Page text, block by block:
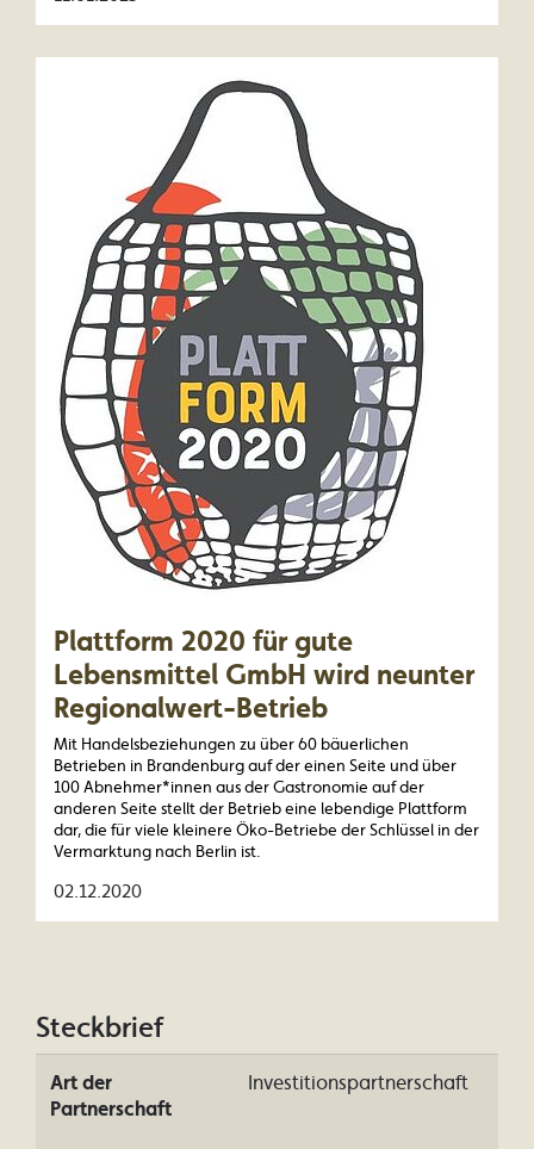
Plattform 2020 für gute
Lebensmittel GmbH wird neunter
Regionalwert-Betrieb
Mit Handelsbeziehungen zu über 60 bäuerlichen
Betrieben in Brandenburg auf der einen Seite und über
100 Abnehmer*innen aus der Gastronomie auf der
anderen Seite stellt der Betrieb eine lebendige Plattform
dar, die für viele kleinere Öko-Betriebe der Schlüssel in der
Vermarktung nach Berlin ist.
02.12.2020
Steckbrief
Art der
Partnerschaft
Investitionspartnerschaft